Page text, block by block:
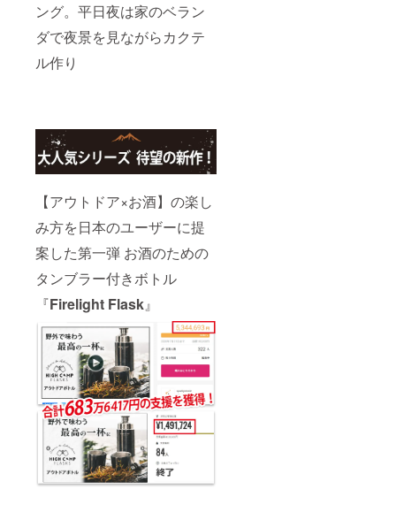
ング。平日夜は家のベラン
ダで夜景を見ながらカクテ
ル作り
【アウトドア×お酒】の楽し
み方を日本のユーザーに提
案した第一弾 お酒のための
タンブラー付きボトル
『Firelight Flask』